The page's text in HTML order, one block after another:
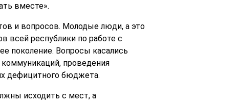
вместе».
и вопросов. Молодые люди, а это
всей республики по работе с
поколение. Вопросы касались
проведения
дефицитного бюджета.
исходить с мест, а